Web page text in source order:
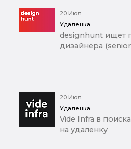
20 Июл
Удаленка
designhunt ищет
дизайнера
20 Июл
Удаленка
Vide Infra в
на удаленку